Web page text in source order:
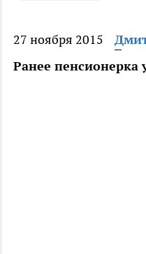
27 ноября 2015
Ранее пенсионерка